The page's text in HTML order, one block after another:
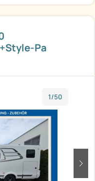
Pa
1/50